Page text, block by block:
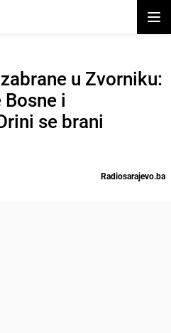
u Zvorniku:
i
se brani
Radiosarajevo.ba